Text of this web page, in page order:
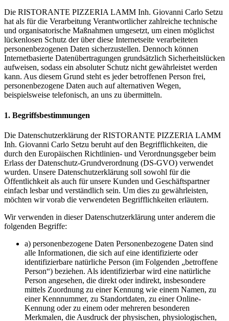
Die RISTORANTE PIZZERIA LAMM Inh. Giovanni Carlo Setzu
hat als für die Verarbeitung Verantwortlicher zahlreiche technische
und organisatorische Maßnahmen umgesetzt, um einen möglichst
lückenlosen Schutz der über diese Internetseite verarbeiteten
personenbezogenen Daten sicherzustellen. Dennoch können
Internetbasierte Datenübertragungen grundsätzlich Sicherheitslücken
aufweisen, sodass ein absoluter Schutz nicht gewährleistet werden
kann. Aus diesem Grund steht es jeder betroffenen Person frei,
personenbezogene Daten auch auf alternativen Wegen,
beispielsweise telefonisch, an uns zu übermitteln.
1. Begriffsbestimmungen
Die Datenschutzerklärung der RISTORANTE PIZZERIA LAMM
Inh. Giovanni Carlo Setzu beruht auf den Begrifflichkeiten, die
durch den Europäischen Richtlinien- und Verordnungsgeber beim
Erlass der Datenschutz-Grundverordnung (DS-GVO) verwendet
wurden. Unsere Datenschutzerklärung soll sowohl für die
Öffentlichkeit als auch für unsere Kunden und Geschäftspartner
einfach lesbar und verständlich sein. Um dies zu gewährleisten,
möchten wir vorab die verwendeten Begrifflichkeiten erläutern.
Wir verwenden in dieser Datenschutzerklärung unter anderem die
folgenden Begriffe:
a) personenbezogene Daten Personenbezogene Daten sind
alle Informationen, die sich auf eine identifizierte oder
identifizierbare natürliche Person (im Folgenden „betroffene
Person“) beziehen. Als identifizierbar wird eine natürliche
Person angesehen, die direkt oder indirekt, insbesondere
mittels Zuordnung zu einer Kennung wie einem Namen, zu
einer Kennnummer, zu Standortdaten, zu einer Online-
Kennung oder zu einem oder mehreren besonderen
Merkmalen, die Ausdruck der physischen, physiologischen,